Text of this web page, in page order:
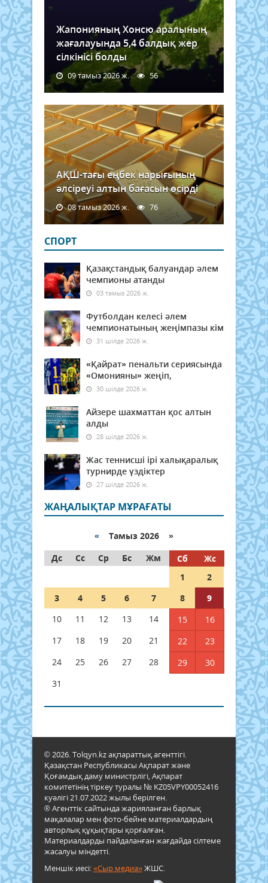
Жапонияның Хонсю аралының
жағалауында 5,4 балдық жер
сілкінісі болды
09 тамыз 2026 ж. 56
АҚШ-тағы еңбек нарығының
әлсіреуі алтын бағасын өсірді
08 тамыз 2026 ж. 76
СПОРТ
Қазақстандық балуандар әлем
чемпионы атанды
03 тамыз 2026 ж.
Футболдан келесі әлем
чемпионатының жеңімпазы кім
31 шілде 2026 ж.
«Қайрат» пенальти сериясында
«Омонияны» жеңіп,
30 шілде 2026 ж.
Айзере шахматтан қос алтын
алды
28 шілде 2026 ж.
Жас теннисші ірі халықаралық
турнирде үздіктер
27 шілде 2026 ж.
ЖАҢАЛЫҚТАР МҰРАҒАТЫ
« Тамыз 2026 »
Дс
Сс Ср Бс Жм Сб
Жс
1
2
3
4 5 6 7 8
9
10
11 12 13 14 15
16
17
18 19 20 21 22
23
24
25 26 27 28 29
30
31
© 2026. Tolqyn.kz ақпараттық агенттігі.
Қазақстан Республикасы Ақпарат және
Қоғамдық даму министрлігі, Ақпарат
комитетінің тіркеу туралы № KZ05VPY00052416
куәлігі 21.07.2022 жылы берілген.
® Агенттік сайтында жарияланған барлық
мақалалар мен фото-бейне материалдардың
авторлық құқықтары қорғалған.
Материалдарды пайдаланған жағдайда сілтеме
жасалуы міндетті.
Меншік иесі:«Сыр медиа»ЖШС.